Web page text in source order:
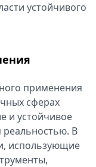
устойчивого
применения
сферах
и устойчивое
реальностью. В
использующие